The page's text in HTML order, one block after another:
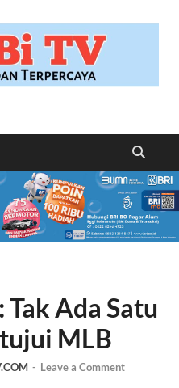
Ada Satu
MLB
- Leave a Comment